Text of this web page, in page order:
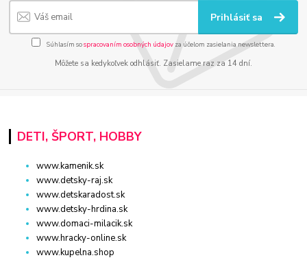
Prihlásiť sa
Súhlasím sospracovaním osobných údajov za účelom zasielania newslettera.
Môžete sa kedykoľvek odhlásiť. Zasielame raz za 14 dní.
DETI, ŠPORT, HOBBY
www.kamenik.sk
www.detsky-raj.sk
www.detskaradost.sk
www.detsky-hrdina.sk
www.domaci-milacik.sk
www.hracky-online.sk
www.kupelna.shop